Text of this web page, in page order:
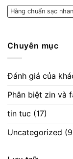
Hàng chuẩn sạc
Chuyên mục
Đánh giá của
Phân biệt zin và
tin tuc (17)
Uncategorized